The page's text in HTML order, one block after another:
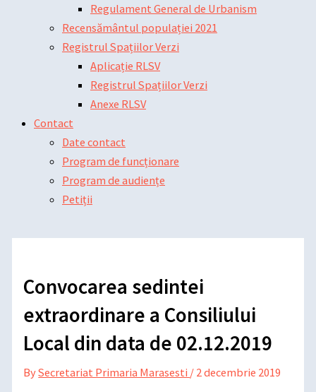
Regulament General de Urbanism
Recensământul populației 2021
Registrul Spațiilor Verzi
Aplicație RLSV
Registrul Spațiilor Verzi
Anexe RLSV
Contact
Date contact
Program de funcționare
Program de audiențe
Petiții
Convocarea sedintei
extraordinare a Consiliului
Local din data de 02.12.2019
BySecretariat Primaria Marasesti / 2 decembrie 2019